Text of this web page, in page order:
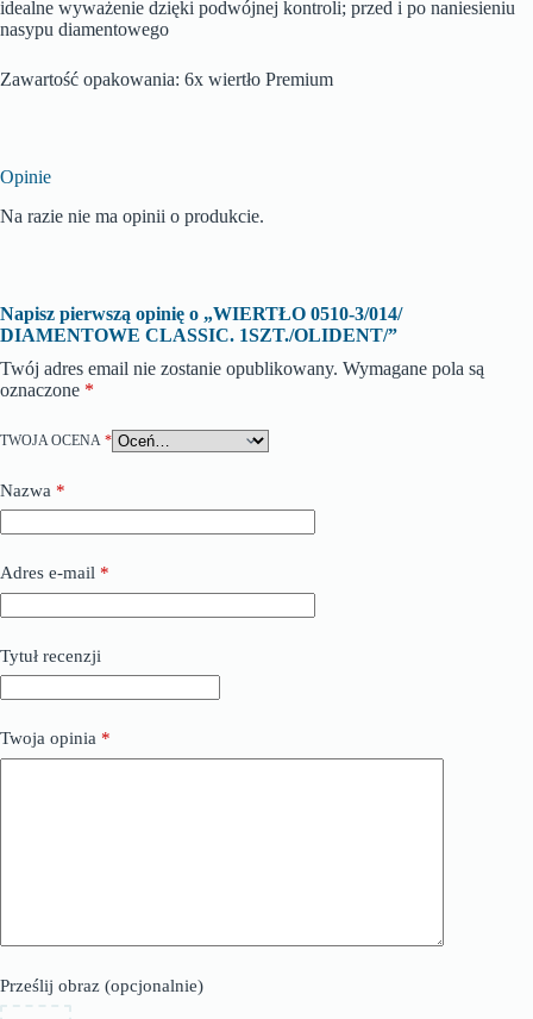
idealne wyważenie dzięki podwójnej kontroli; przed i po naniesieniu
nasypu diamentowego
Zawartość opakowania: 6x wiertło Premium
Opinie
Na razie nie ma opinii o produkcie.
Napisz pierwszą opinię o „WIERTŁO 0510-3/014/
DIAMENTOWE CLASSIC. 1SZT./OLIDENT/”
Twój adres email nie zostanie opublikowany. Wymagane pola są
oznaczone *
TWOJA OCENA *
Nazwa *
Adres e-mail *
Tytuł recenzji
Twoja opinia *
Prześlij obraz (opcjonalnie)